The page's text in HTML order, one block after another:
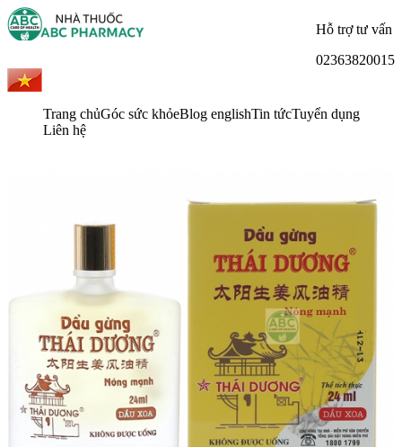
Hỗ trợ tư vấn
02363820015
Trang chủGóc sức khỏeBlog englishTin tứcTuyển dụng
Liên hệ